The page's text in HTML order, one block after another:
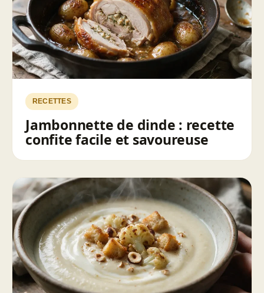
RECETTES
Jambonnette de dinde : recette
confite facile et savoureuse